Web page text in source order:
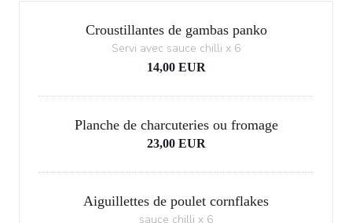
Croustillantes de gambas panko
Servi avec sauce chilli x 6
14,00 EUR
Planche de charcuteries ou fromage
23,00 EUR
Aiguillettes de poulet cornflakes
sauce chilli x 6